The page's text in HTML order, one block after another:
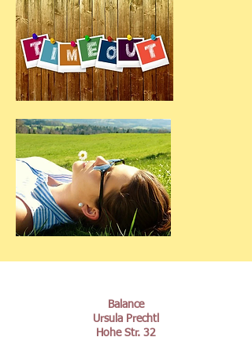
Balance
Ursula Prechtl
Hohe Str. 32